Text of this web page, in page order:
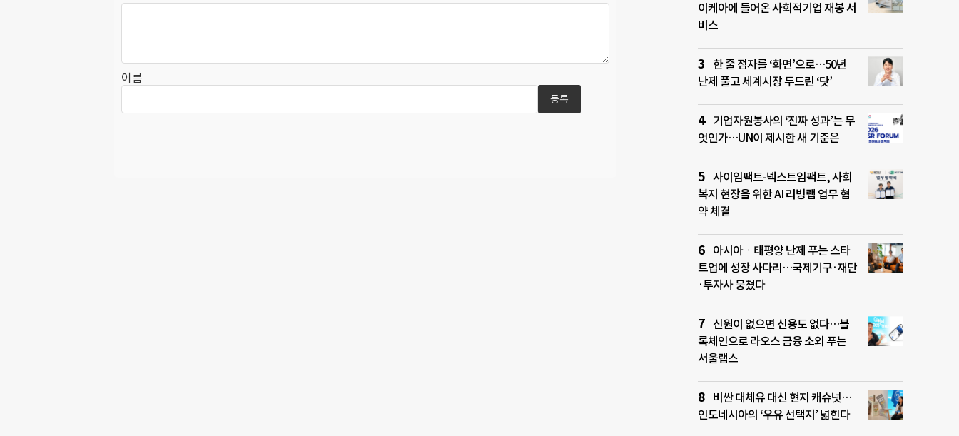
이름
이케아에 들어온 사회적기업 재봉 서
비스
한 줄 점자를 ‘화면’으로…50년
난제 풀고 세계시장 두드린 ‘닷’
기업자원봉사의 ‘진짜 성과’는 무
엇인가…UN이 제시한 새 기준은
사이임팩트-넥스트임팩트, 사회
복지 현장을 위한 AI 리빙랩 업무 협
약 체결
아시아ㆍ태평양 난제 푸는 스타
트업에 성장 사다리…국제기구·재단
·투자사 뭉쳤다
신원이 없으면 신용도 없다…블
록체인으로 라오스 금융 소외 푸는
서울랩스
비싼 대체유 대신 현지 캐슈넛…
인도네시아의 ‘우유 선택지’ 넓힌다